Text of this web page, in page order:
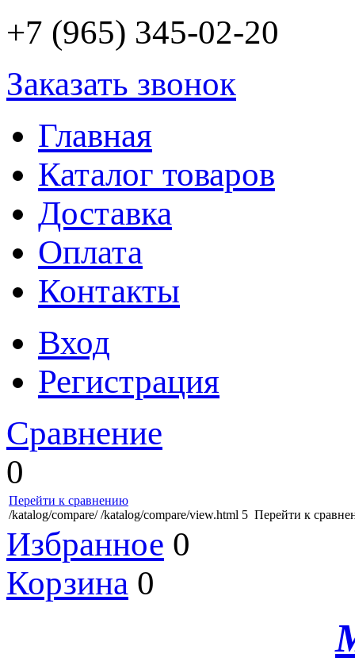
+7 (965) 345-02-20
Заказать звонок
Главная
Каталог товаров
Доставка
Оплата
Контакты
Вход
Регистрация
Сравнение
0
Перейти к сравнению
/katalog/compare/ /katalog/compare/view.html 5 Перейти к
Избранное 0
Корзина 0